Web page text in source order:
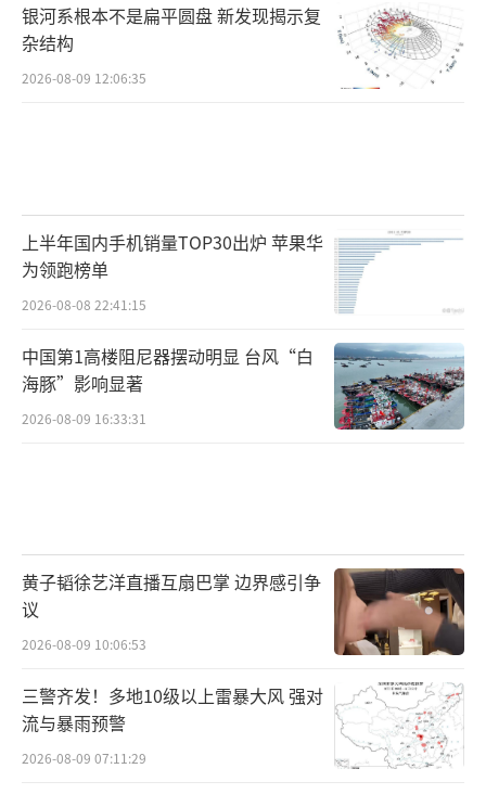
银河系根本不是扁平圆盘 新发现揭示复
杂结构
2026-08-09 12:06:35
上半年国内手机销量TOP30出炉 苹果华
为领跑榜单
2026-08-08 22:41:15
中国第1高楼阻尼器摆动明显 台风“白
海豚”影响显著
2026-08-09 16:33:31
黄子韬徐艺洋直播互扇巴掌 边界感引争
议
2026-08-09 10:06:53
三警齐发！多地10级以上雷暴大风 强对
流与暴雨预警
2026-08-09 07:11:29